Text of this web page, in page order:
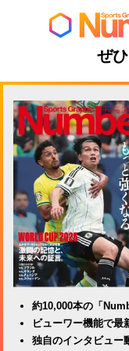
ぜ
約10,000本の「
ビューワー機能で最
独自のインタビュー